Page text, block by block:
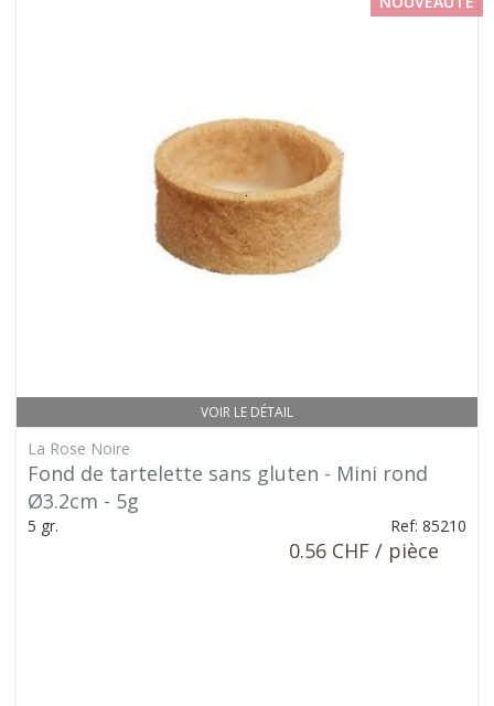
VOIR LE DÉTAIL
La Rose Noire
Fond de tartelette sans gluten - Mini rond
Ø3.2cm - 5g
5 gr. Ref: 85210
0.56 CHF / pièce